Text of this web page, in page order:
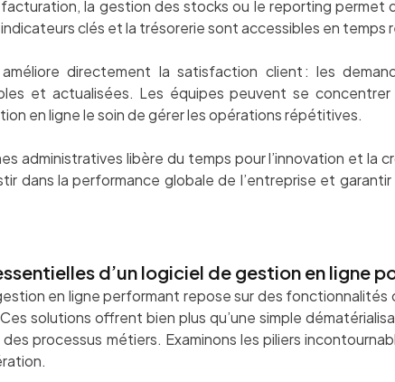
la gestion des stocks ou le reporting
clés et la trésorerie sont accessibles en temps
directement la satisfaction client : les
et actualisées. Les équipes peuvent se
en ligne le soin de gérer les opérations répétitives.
administratives libère du temps pour l’innovation et la
dans la performance globale de l’entreprise et
d’un logiciel de gestion en ligne
en ligne performant repose sur des
solutions offrent bien plus qu’une simple
des processus métiers. Examinons les piliers